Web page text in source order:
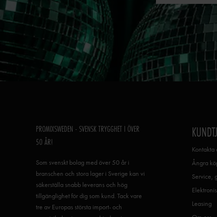
PROMIXSWEDEN - SVENSK TRYGGHET I ÖVER
50 ÅR!
Som svenskt bolag med över 50 år i
branschen och stora lager i Sverige kan vi
säkerställa snabb leverans och hög
tillgänglighet för dig som kund. Tack vare
tre av Europas största import- och
Kontakta
Ångra
Service,
Leasing